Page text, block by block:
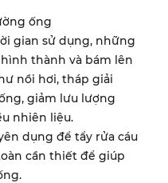
ống
gian sử dụng, những
thành và bám lên
nồi hơi, tháp giải
giảm lưu lượng
nhiên liệu.
dụng để tẩy rửa cáu
cần thiết để giúp